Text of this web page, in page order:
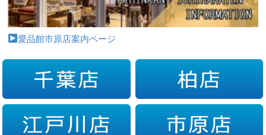
愛品館市原店案内ページ